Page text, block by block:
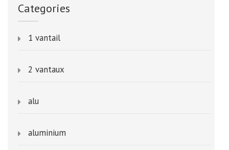
Categories
1 vantail
2 vantaux
alu
aluminium